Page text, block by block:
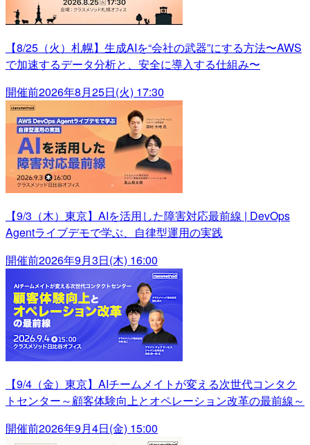
【8/25（火）札幌】生成AIを“会社の武器”にする方法〜AWS
で加速するデータ分析と、安全に導入する仕組み〜
開催前2026年8月25日(火) 17:30
【9/3（木）東京】AIを活用した障害対応最前線 | DevOps
Agentライブデモで学ぶ、自律型運用の実践
開催前2026年9月3日(木) 16:00
【9/4（金）東京】AIチームメイトが変える次世代コンタク
トセンター～顧客体験向上とオペレーション改革の最前線～
開催前2026年9月4日(金) 15:00